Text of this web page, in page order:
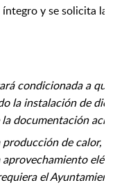
íntegro y se solicita
condicionada a
la instalación de
documentación
producción de
aprovechamiento
el